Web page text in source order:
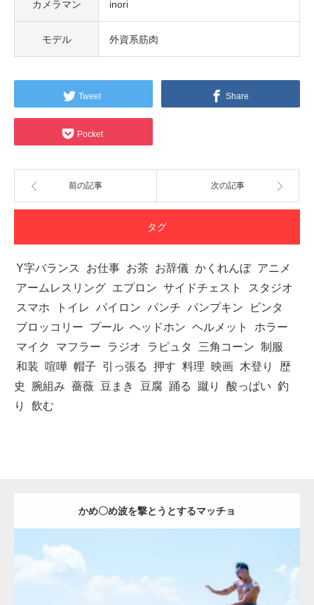
カメラマン inori
モデル 外資系筋肉
Tweet Share
Pocket
前の記事 次の記事
タグ
Y字バランス お仕事 お茶 お辞儀 かくれんぼ アニメ
アームレスリング エプロン サイドチェスト
スタジオ
スマホ
トイレ パイロン パンチ パンプキン
ビンタ
ブロッコリー
プール ヘッドホン ヘルメット
ホラー
マイク
マフラー ラジオ ラピュタ 三角コーン 制服
和装
喧嘩 帽子 引っ張る 押す 料理 映画 木登り
歴
史
腕組み 薔薇 豆まき 豆腐 踊る 蹴り 酸っぱい 釣
り
飲む
かめ〇め波を撃とうとするマッチョ